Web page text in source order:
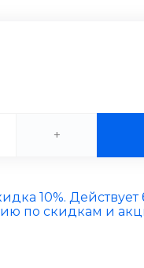
+
10%.
по скидкам и